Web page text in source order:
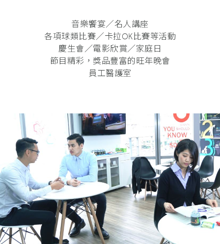
音樂饗宴／名人講座
各項球類比賽／卡拉OK比賽等活動
慶生會／電影欣賞／家庭日
節目精彩，獎品豐富的旺年晚會
員工醫護室